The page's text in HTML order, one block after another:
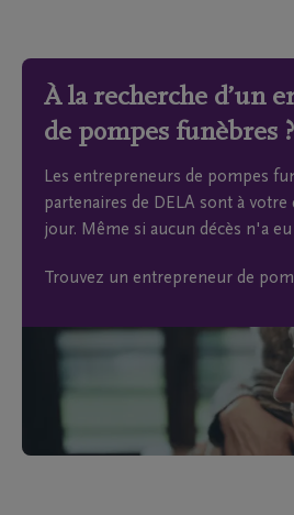
À la recherche d’un
de pompes funèbres ?
Les entrepreneurs de pompes
partenaires de DELA sont à
jour. Même si aucun décès n'a
Trouvez un entrepreneur de